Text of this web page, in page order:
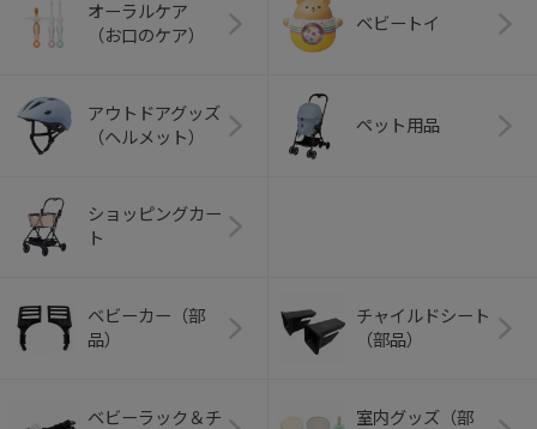
オーラルケア
（お口のケア）
ベビートイ
アウトドアグッズ
（ヘルメット）
ペット用品
ショッピングカー
ト
ベビーカー（部
品）
チャイルドシート
（部品）
ベビーラック＆チ
室内グッズ（部